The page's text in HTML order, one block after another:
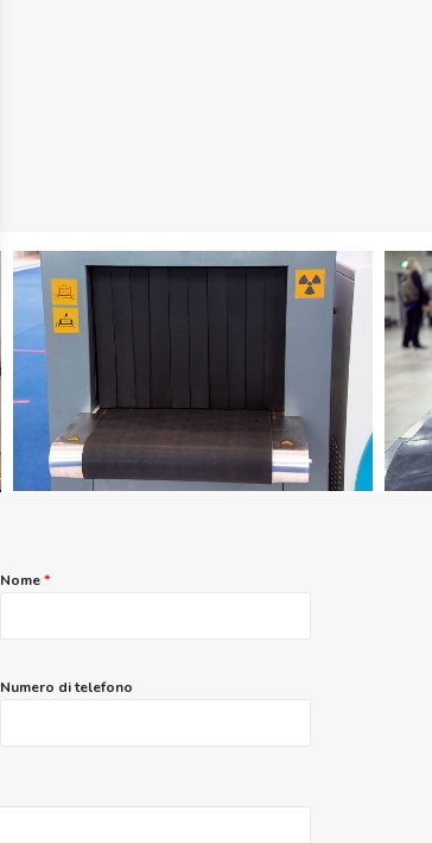
Nome*
Numero di telefono